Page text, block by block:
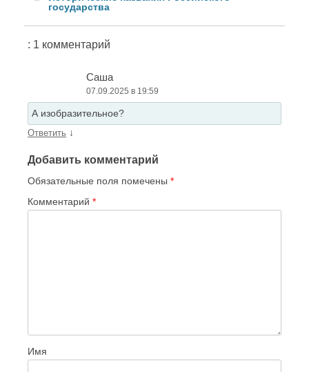
государства
: 1 комментарий
Саша
07.09.2025 в 19:59
А изобразительное?
Ответить ↓
Добавить комментарий
Обязательные поля помечены *
Комментарий *
Имя